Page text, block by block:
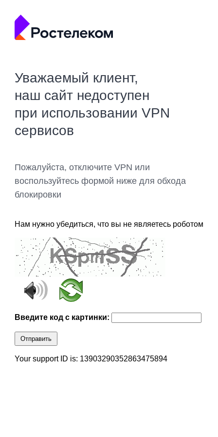
Уважаемый клиент,
наш сайт недоступен
при использовании VPN
сервисов
Пожалуйста, отключите VPN или
воспользуйтесь формой ниже для обхода
блокировки
Нам нужно убедиться, что вы не являетесь роботом
Введите код с картинки:
Отправить
Your support ID is: 13903290352863475894